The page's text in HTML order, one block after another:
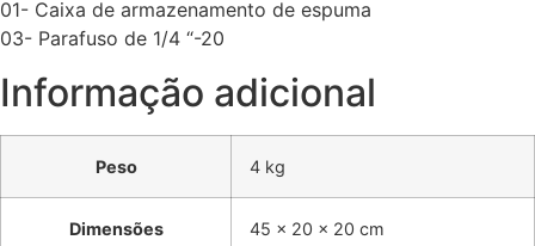
01- Caixa de armazenamento de espuma
03- Parafuso de 1/4 “-20
Informação adicional
Peso 4 kg
Dimensões 45 × 20 × 20 cm